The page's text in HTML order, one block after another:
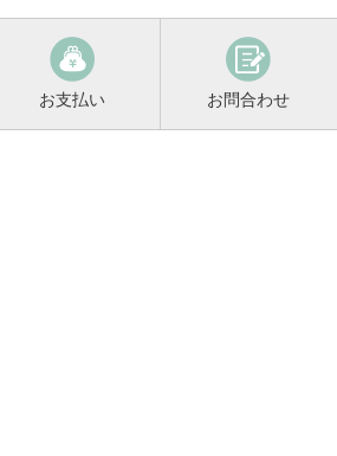
お支払い お問合わせ